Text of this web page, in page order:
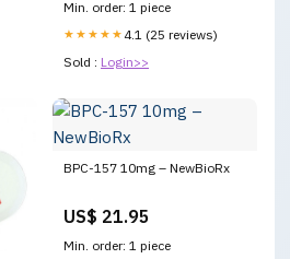
Min. order: 1 piece
★★★★★ 4.1 (25 reviews)
Sold : Login>>
BPC-157 10mg – NewBioRx
US$ 21.95
Min. order: 1 piece